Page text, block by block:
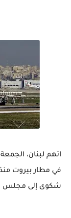
اتهم لبنان،
في مطار بيروت
شكوى إلى مجلس